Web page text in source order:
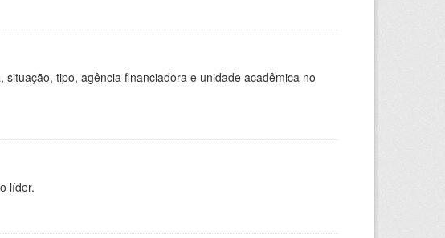
tipo, agência financiadora e unidade acadêmica no
líder.